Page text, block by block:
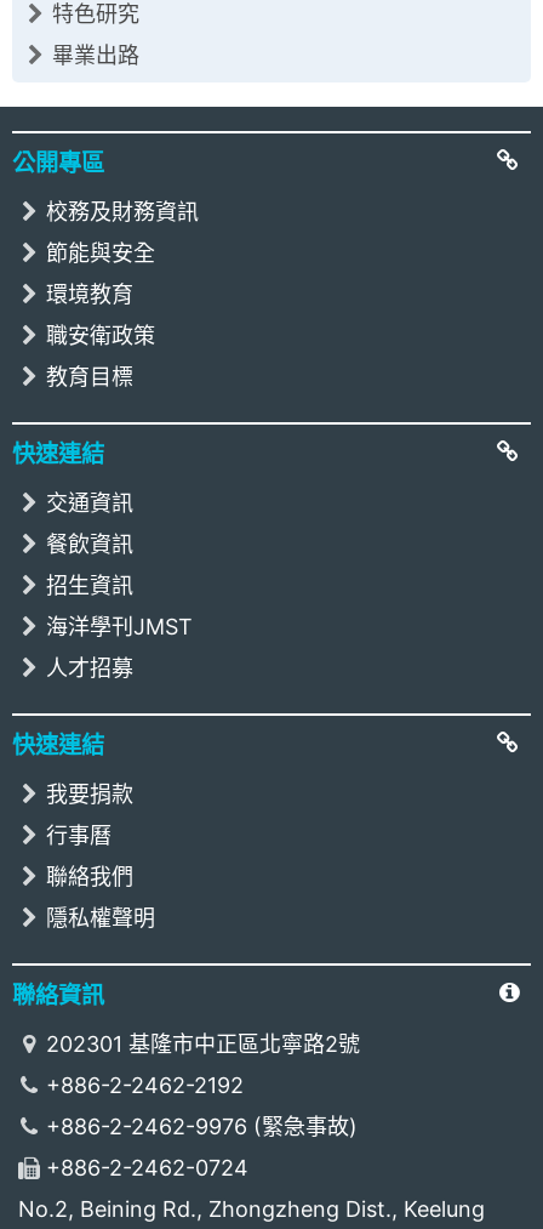
特色研究
畢業出路
:::
公開專區
校務及財務資訊
節能與安全
環境教育
職安衛政策
教育目標
快速連結
交通資訊
餐飲資訊
招生資訊
海洋學刊JMST
人才招募
快速連結
我要捐款
行事曆
聯絡我們
隱私權聲明
聯絡資訊
202301 基隆市中正區北寧路2號
+886-2-2462-2192
+886-2-2462-9976 (緊急事故)
+886-2-2462-0724
No.2, Beining Rd., Zhongzheng Dist., Keelung